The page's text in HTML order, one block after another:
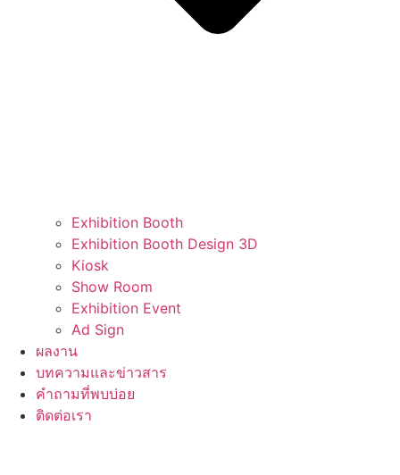
Exhibition Booth
Exhibition Booth Design 3D
Kiosk
Show Room
Exhibition Event
Ad Sign
ผลงาน
บทความและข่าวสาร
คำถามที่พบบ่อย
ติดต่อเรา